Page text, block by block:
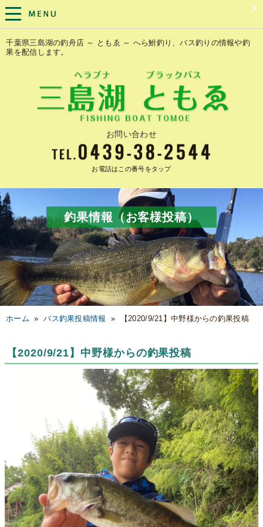
千葉県三島湖の釣舟店 ～ ともゑ ～ へら鮒釣り、バス釣りの情報や釣
果を配信します。
お問い合わせ
お電話はこの番号をタップ
釣果情報（お客様投稿）
ホーム »バス釣果投稿情報 » 【2020/9/21】中野様からの釣果投稿
【2020/9/21】中野様からの釣果投稿